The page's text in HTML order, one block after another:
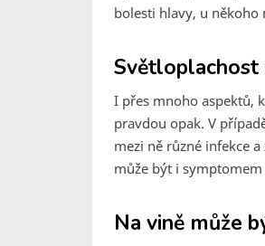
bolesti hlavy, u
Světloplachost
I přes mnoho aspektů,
pravdou opak. V
mezi ně různé infekce
může být i
Na vině může